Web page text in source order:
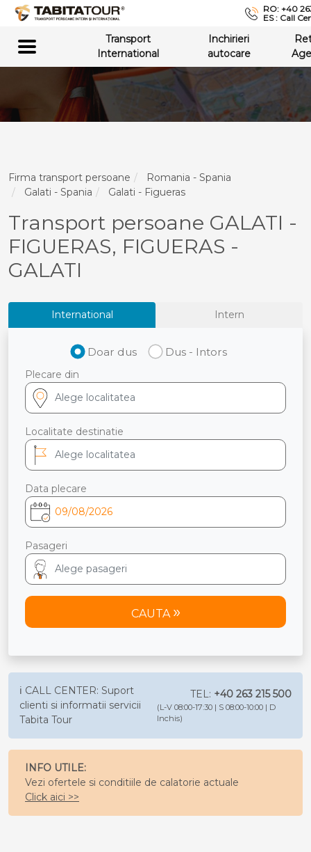
RO: +40
ES : Call
Transport
International
Inchirieri
autocare
Firma transport persoane
Romania - Spania
Galati - Spania
Galati - Figueras
Transport persoane GALATI -
FIGUERAS, FIGUERAS -
GALATI
International Intern
Doar dus Dus - Intors
Plecare din
Localitate destinatie
Data plecare
Pasageri
CAUTA
ℹ️ CALL CENTER: Suport
clienti si informatii servicii
Tabita Tour
TEL: +40 263 215 500
(L-V 08:00-17:30 | S 08:00-10:00 | D
Inchis)
INFO UTILE:
Vezi ofertele si conditiile de calatorie actuale
Click aici >>